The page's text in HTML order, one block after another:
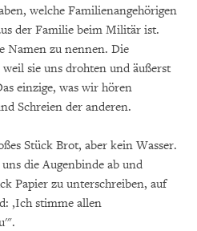
welche Familienangehörigen
der Familie beim Militär ist.
Namen zu nennen. Die
sie uns drohten und äußerst
einzige, was wir hören
Schreien der anderen.
Stück Brot, aber kein Wasser.
die Augenbinde ab und
Papier zu unterschreiben, auf
‚Ich stimme allen